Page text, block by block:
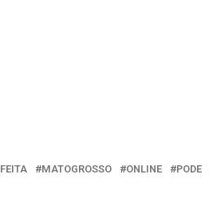
FEITA MATOGROSSO ONLINE PODE